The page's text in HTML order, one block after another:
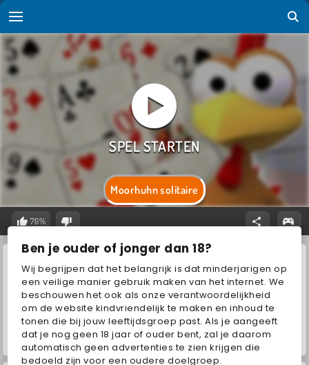
Ben je ouder of jonger dan 18?
Wij begrijpen dat het belangrijk is dat minderjarigen op
een veilige manier gebruik maken van het internet. We
beschouwen het ook als onze verantwoordelijkheid
om de website kindvriendelijk te maken en inhoud te
tonen die bij jouw leeftijdsgroep past. Als je aangeeft
dat je nog geen 18 jaar of ouder bent, zal je daarom
automatisch geen advertenties te zien krijgen die
bedoeld zijn voor een oudere doelgroep.
Moorhuhn solitaire
76%
VegaMix Da Vinci Puzzles Hidden Object: Street of Secrets